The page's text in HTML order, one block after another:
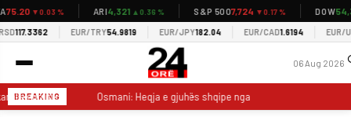
▼0.03 % ARI4,321▲0.36 % S&P 5007,724▼0.17 % DOW
117.3362 EUR/TRY54.9819 EUR/JPY182.04 EUR/CAD1.6194 EUR/USD
06 Aug 2026
BREAKING
politik Osmani: Heqja e gjuhës shqipe nga tabela zyrtare në kufi